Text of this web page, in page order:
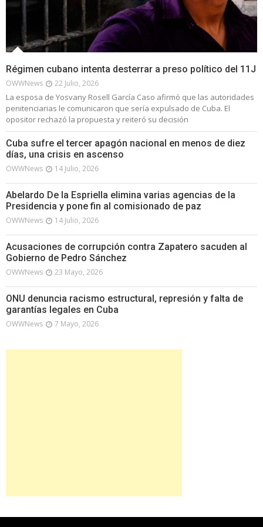
Régimen cubano intenta desterrar a preso político del 11J
OWWNews 22 Julio, 2026
La esposa de Yosvany Rosell García Caso afirmó que las autoridades
penitenciarias le comunicaron que sería expulsado de Cuba. El
opositor rechazó la propuesta y reiteró su decisión
Cuba sufre el tercer apagón nacional en menos de diez
días, una crisis en ascenso
OWWNews 14 Julio, 2026
Abelardo De la Espriella elimina varias agencias de la
Presidencia y pone fin al comisionado de paz
OWWNews 14 Julio, 2026
Acusaciones de corrupción contra Zapatero sacuden al
Gobierno de Pedro Sánchez
OWWNews 23 Mayo, 2026
ONU denuncia racismo estructural, represión y falta de
garantías legales en Cuba
OWWNews 7 Mayo, 2026